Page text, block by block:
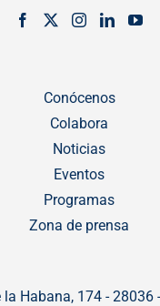
Conócenos
Colabora
Noticias
Eventos
Programas
Zona de prensa
la Habana, 174 - 28036